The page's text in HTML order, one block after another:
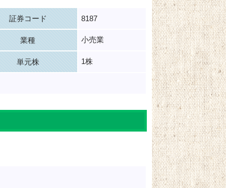
証券コード 8187
業種 小売業
単元株 1株